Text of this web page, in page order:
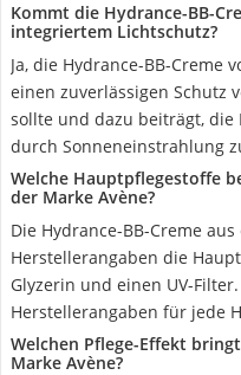
Kommt die Hydrance-BB-
integriertem Lichtschutz?
Ja, die Hydrance-BB-Creme
einen zuverlässigen Schutz
sollte und dazu beiträgt,
durch Sonneneinstrahlung
Welche Hauptpflegestoffe
der Marke Avène?
Die Hydrance-BB-Creme
Herstellerangaben die
Glyzerin und einen UV-
Herstellerangaben für jede
Welchen Pflege-Effekt
Marke Avène?